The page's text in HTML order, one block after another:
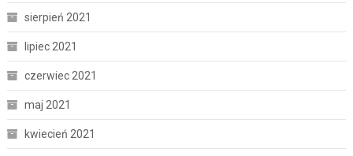
sierpień 2021
lipiec 2021
czerwiec 2021
maj 2021
kwiecień 2021